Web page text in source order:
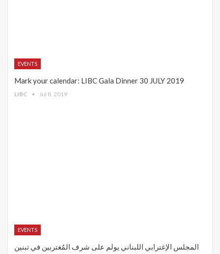
EVENTS
Mark your calendar: LIBC Gala Dinner 30 JULY 2019
LIBC Jul 8, 2019
EVENTS
المجلس الإغترابي اللبناني يولم على شرف المُغتربين في تبنين